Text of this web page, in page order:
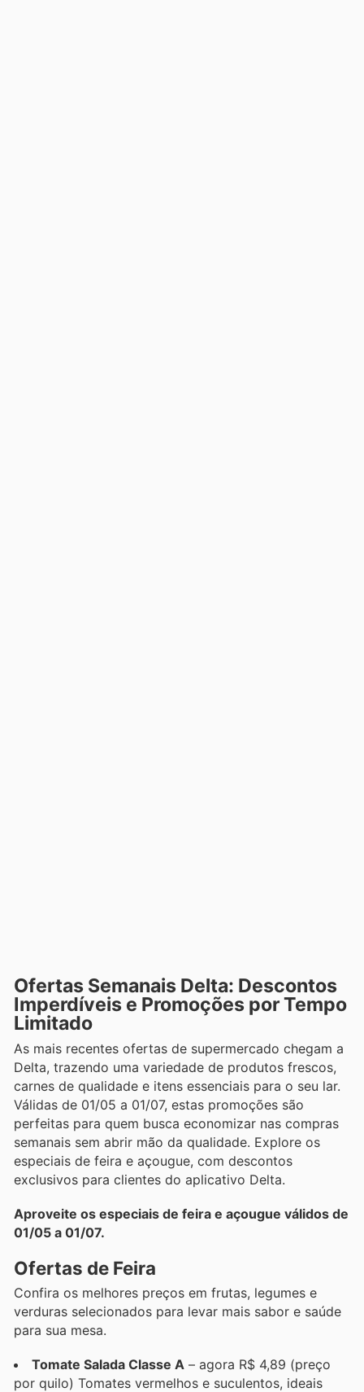
Ofertas Semanais Delta: Descontos
Imperdíveis e Promoções por Tempo
Limitado
As mais recentes ofertas de supermercado chegam a
Delta, trazendo uma variedade de produtos frescos,
carnes de qualidade e itens essenciais para o seu lar.
Válidas de 01/05 a 01/07, estas promoções são
perfeitas para quem busca economizar nas compras
semanais sem abrir mão da qualidade. Explore os
especiais de feira e açougue, com descontos
exclusivos para clientes do aplicativo Delta.
Aproveite os especiais de feira e açougue válidos de
01/05 a 01/07.
Ofertas de Feira
Confira os melhores preços em frutas, legumes e
verduras selecionados para levar mais sabor e saúde
para sua mesa.
Tomate Salada Classe A – agora R$ 4,89 (preço
por quilo) Tomates vermelhos e suculentos, ideais